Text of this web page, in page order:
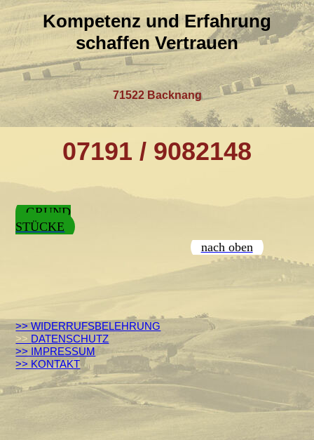
Kompetenz und Erfahrung
schaffen Vertrauen
71522 Backnang
07191 / 9082148
GRUND
STÜCKE
nach oben
>> WIDERRUFSBELEHRUNG
>> DATENSCHUTZ
>> IMPRESSUM
>> KONTAKT